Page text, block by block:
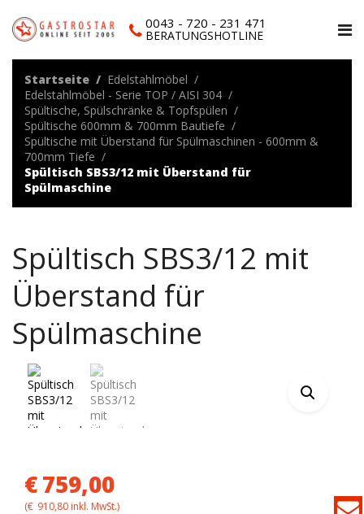
0043 - 720 - 231 471
BERATUNGSHOTLINE
Startseite
Edelstahlmöbel
Edelstahlmöbel - Serie TOP / AISI 304
Spültische, Spülschränke & Topfspülen
Spültische 600mm & 700mm Bautiefe
Spültische mit Überstand für Spülmaschinen - 600mm &
700mm Tiefe
Spültisch SBS3/12 mit Überstand für
Spülmaschine
Spültisch SBS3/12 mit
Überstand für
Spülmaschine
€759,00
(€ 910,80 inkl. MwSt.)